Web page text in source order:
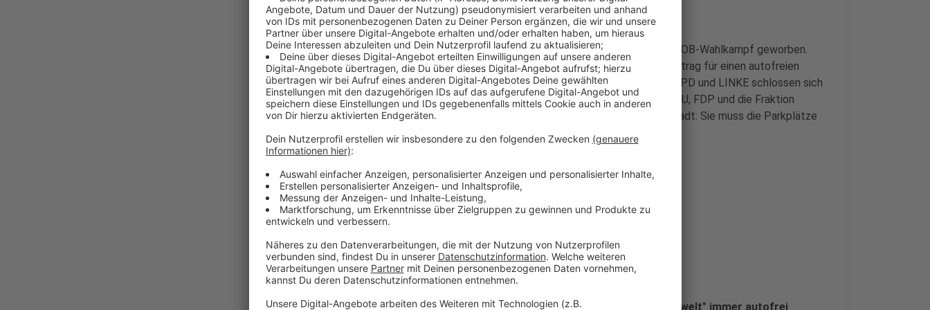
Eine autofreie Königsallee - damit hatten die GRÜNEN im letzten OB-Wahlkampf geworben.
Jetzt wird das offenbar am Nordende der Kö Wirklichkeit. Den Antrag für einen autofreien
Corneliusplatz hatte die Partei-Klima-Fraktion gestellt. GRÜNE, SPD und LINKE schlossen sich
überraschend an. Das reichte für eine Stimme Mehrheit gegen CDU, FDP und die Fraktion
Tierschutz/Freie Wähler. Das Ergebnis bedeutet Arbeit für die Stadt: Sie muss die Parkplätze
dort abschaffen und die Durchfahrt sperren.
Weitere Infos und Links zum Thema:
Dieser Antrag der Partei-Klima-Fraktion fand Zustimmung
Zur Weihnachtszeit ist der Corneliusplatz wegen der "Winterwelt" immer autofrei